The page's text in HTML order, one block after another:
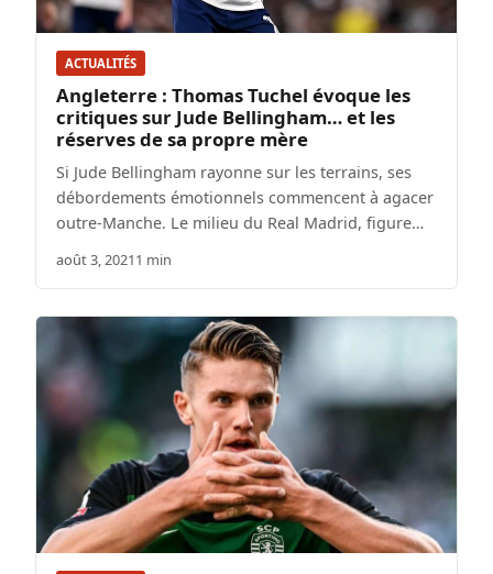
ACTUALITÉS
Angleterre : Thomas Tuchel évoque les
critiques sur Jude Bellingham… et les
réserves de sa propre mère
Si Jude Bellingham rayonne sur les terrains, ses
débordements émotionnels commencent à agacer
outre-Manche. Le milieu du Real Madrid, figure…
août 3, 20211 min